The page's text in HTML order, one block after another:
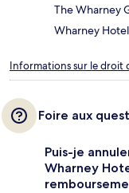
The Wharney
Wharney
Informations sur le droit
Foire aux
Puis-je
Wharney